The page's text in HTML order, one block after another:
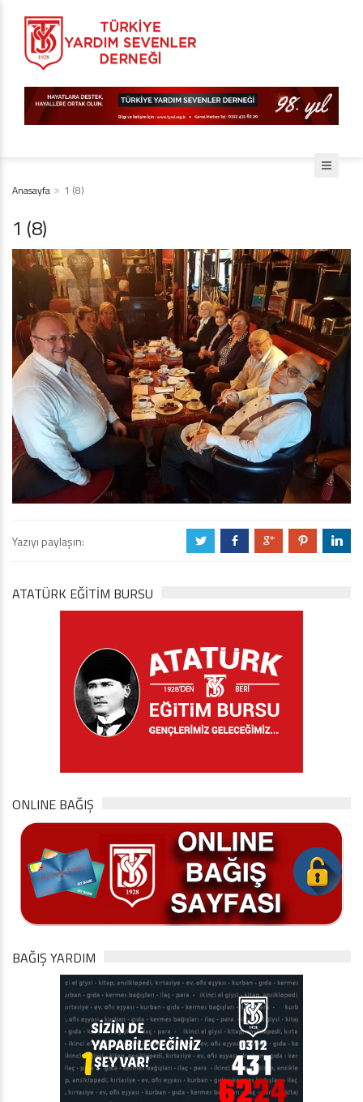
Anasayfa 1 (8)
1 (8)
Yazıyı paylaşın: a b c d j
ATATÜRK EĞITIM BURSU
ONLINE BAĞIŞ
BAĞIŞ YARDIM